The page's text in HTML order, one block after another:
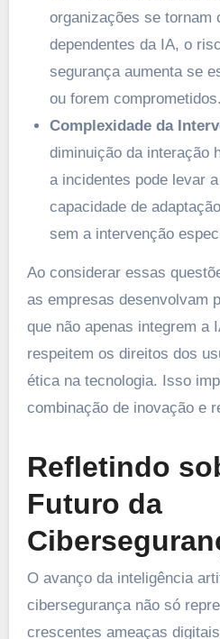
organizações se tornam
dependentes da IA, o
segurança aumenta se
ou forem comprometidos.
Complexidade da
diminuição da interação
a incidentes pode levar
capacidade de
sem a intervenção
Ao considerar essas
as empresas desenvolvam
que não apenas integrem a
respeitem os direitos dos
ética na tecnologia. Isso
combinação de inovação e
Refletindo
Futuro da
O avanço da inteligência
cibersegurança não só
crescentes ameaças